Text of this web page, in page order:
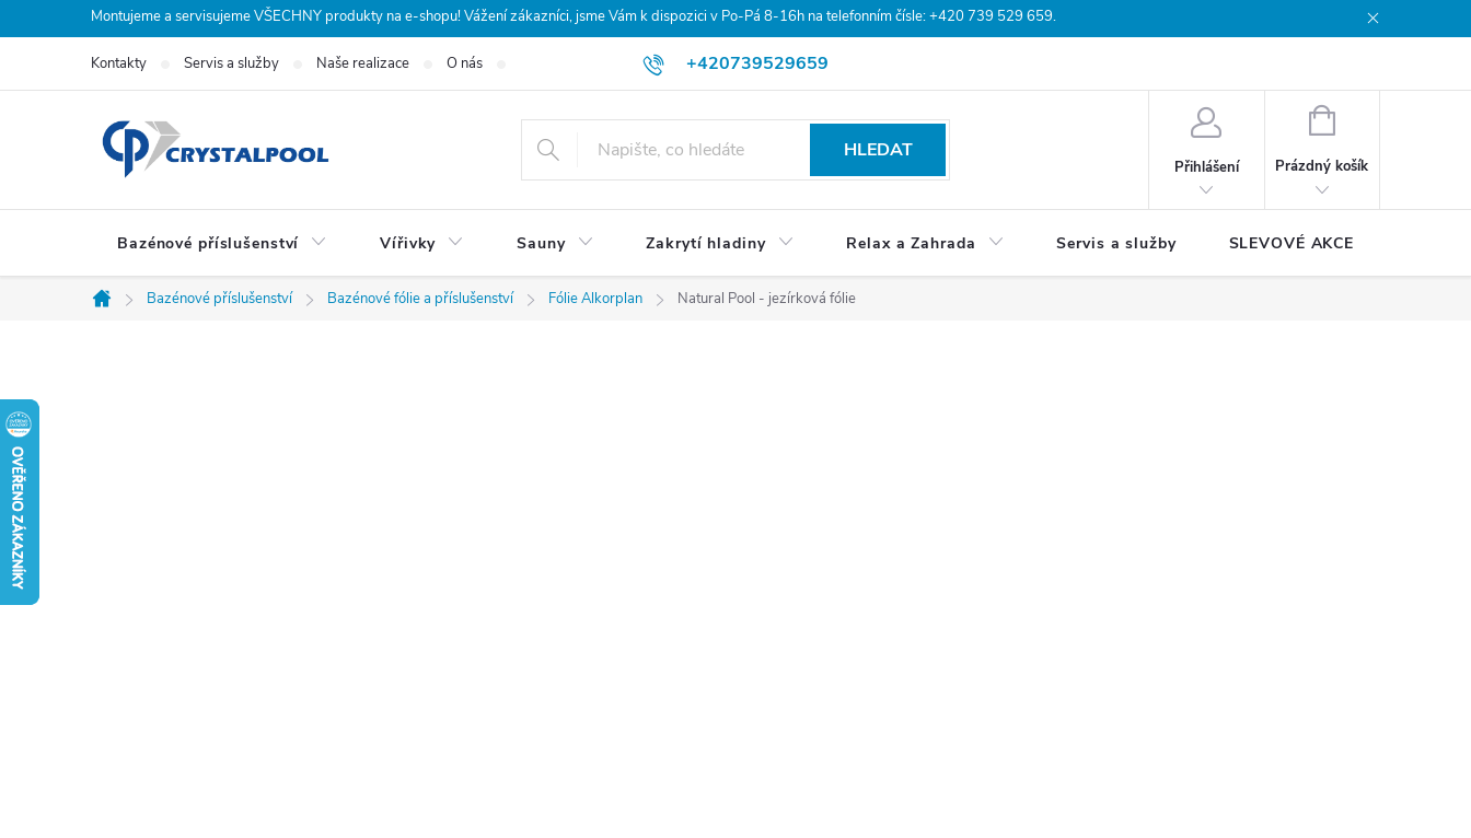
na
Montujeme a servisujeme VŠECHNY produkty na e-shopu! Vážení zákazníci, jsme Vám k dispozici v Po-Pá 8-16h na telefonním čísle: +420 739 529 659.
+420739529659
Kontakty Servis a služby Naše realizace O nás Hodnocení obchodu Doprava a platba
HLEDAT
Přihlášení
NÁKUPNÍ
Prázdný košík
Bazénové příslušenství Vířivky Sauny Zakrytí hladiny Relax a Zahrada Servis a služby SLEVOVÉ AKCE
Domů
Bazénové příslušenství Bazénové fólie a příslušenství Fólie Alkorplan Natural Pool - jezírková fólie